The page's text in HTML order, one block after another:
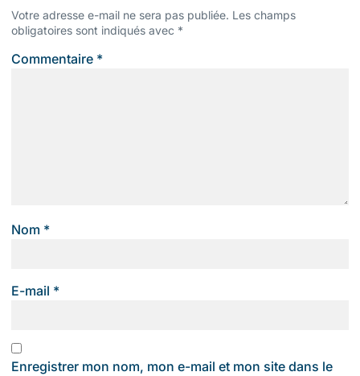
Votre adresse e-mail ne sera pas publiée. Les champs
obligatoires sont indiqués avec *
Commentaire *
Nom *
E-mail *
Enregistrer mon nom, mon e-mail et mon site dans le